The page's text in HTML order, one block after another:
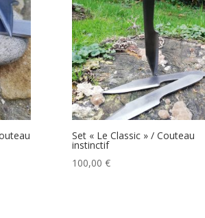
110,00 €
Set « Le Classic » / Couteau
instinctif
100,00 €